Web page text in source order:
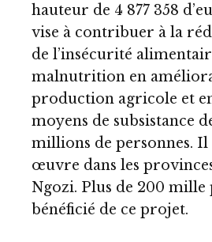
hauteur de 4 877 358
vise à contribuer à la
de l’insécurité
malnutrition en
production agricole et
moyens de subsistance
millions de personnes. Il
œuvre dans les
Ngozi. Plus de 200 mille
bénéficié de ce projet.